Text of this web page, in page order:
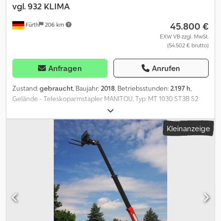
Fürth 206 km
vgl. 932 KLIMA
45.800 €
EXW VB zzgl. MwSt.
(54.502 € brutto)
Anfragen Anrufen
Zustand:gebraucht, Baujahr:2018, Betriebsstunden:2.197 h,
Gelände - Teleskoparmstapler MANITOU, Typ: MT 1030 ST3B S2
4x4x4, Ersteinsatz: 2019, BAUHÖHE NUR: ca. 2.300 mm, HUBKRAFT:
3.000 kg, HUBHÖHE: 10.00 m, LANGE LADEGABELN (Gabellänge:
1.200 mm / Breite Aufnahme: 1.100 mm) – ZUSATZHYDRAULIK,
LASTSCHUTZGITTER, SCHNELLWECHSLER, 4-Zylinder DEUTZ-
Diesel Motor (Typ: TD 3.6 L4 – 74.34 PS / 55.40 kW bei 2.200 U/min),
ALLRAD und ALLRADLENKUNG (4x4x4) - HUNDEGANG,
hydraulische Abstützungen (2x), ÜBERLASTWARNEINRICHTUNG,
großes Führerhaus, CPB, KAB - Komfortsitz, ROPS / FOPS,
FRONTSCHEIBEN-SCHUTZGITTER, Anhängerkupplung,
Verkehrsbeleuchtung, WARNLEUCHTE, Außenspiegel (5x),
Scheibenwischer (4x), KLIMA, RÜCKFAHRKAMERA, Heizung /
Kleinanzeige